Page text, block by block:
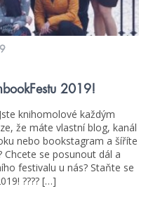
2019!
knihomolové každým
že máte vlastní blog, kanál
nebo bookstagram a šíříte
Chcete se posunout dál a
festivalu u nás? Staňte se
???? […]